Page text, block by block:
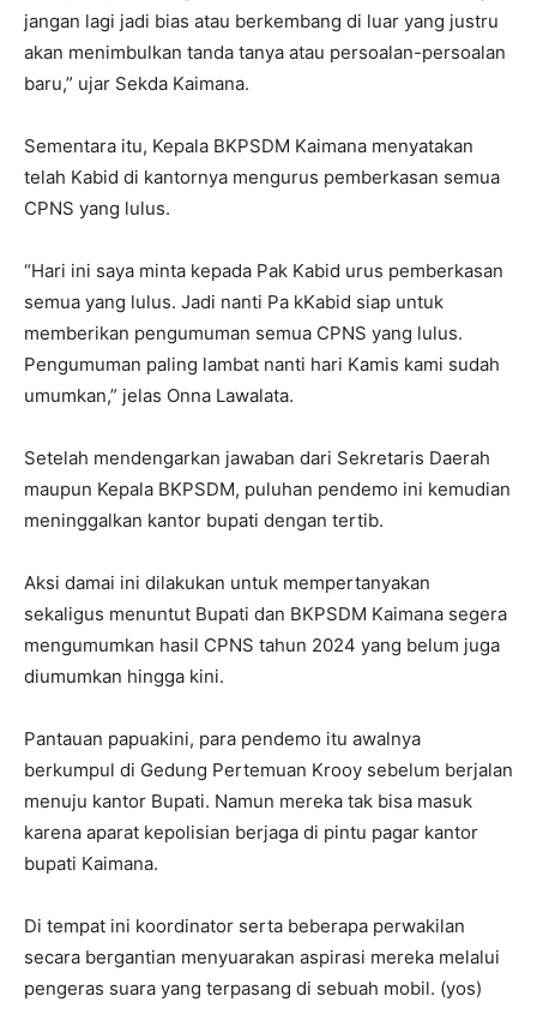
jangan lagi jadi bias atau berkembang di luar yang justru
akan menimbulkan tanda tanya atau persoalan-persoalan
baru,” ujar Sekda Kaimana.
Sementara itu, Kepala BKPSDM Kaimana menyatakan
telah Kabid di kantornya mengurus pemberkasan semua
CPNS yang lulus.
“Hari ini saya minta kepada Pak Kabid urus pemberkasan
semua yang lulus. Jadi nanti Pa kKabid siap untuk
memberikan pengumuman semua CPNS yang lulus.
Pengumuman paling lambat nanti hari Kamis kami sudah
umumkan,” jelas Onna Lawalata.
Setelah mendengarkan jawaban dari Sekretaris Daerah
maupun Kepala BKPSDM, puluhan pendemo ini kemudian
meninggalkan kantor bupati dengan tertib.
Aksi damai ini dilakukan untuk mempertanyakan
sekaligus menuntut Bupati dan BKPSDM Kaimana segera
mengumumkan hasil CPNS tahun 2024 yang belum juga
diumumkan hingga kini.
Pantauan papuakini, para pendemo itu awalnya
berkumpul di Gedung Pertemuan Krooy sebelum berjalan
menuju kantor Bupati. Namun mereka tak bisa masuk
karena aparat kepolisian berjaga di pintu pagar kantor
bupati Kaimana.
Di tempat ini koordinator serta beberapa perwakilan
secara bergantian menyuarakan aspirasi mereka melalui
pengeras suara yang terpasang di sebuah mobil. (yos)